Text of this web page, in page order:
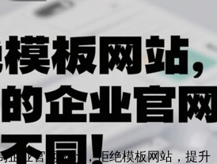
企业官网设计，拒绝模板网站，提升